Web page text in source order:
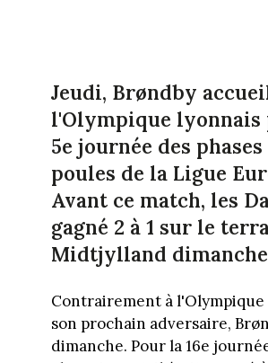
Jeudi, Brøndby
l'Olympique lyonnais
5e journée des phases
poules de la Ligue
Avant ce match, les
gagné 2 à 1 sur le
Midtjylland
Contrairement à l'Olympique
son prochain adversaire,
dimanche. Pour la 16e